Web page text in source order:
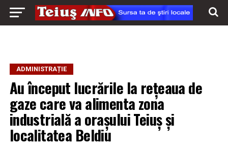
ADMINISTRAȚIE
Au început lucrările la rețeaua de
gaze care va alimenta zona
industrială a orașului Teiuș și
localitatea Beldiu